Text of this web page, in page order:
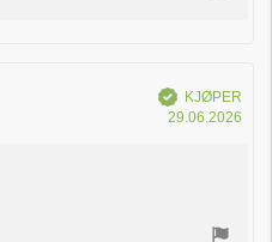
Verifisert
KJØPER
29.06.2026